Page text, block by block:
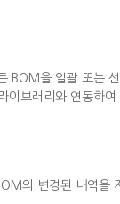
을 일괄 또는
브러리와 연동하
의 변경된 내역을